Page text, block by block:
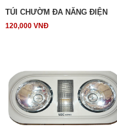
TÚI CHƯỜM ĐA NĂNG ĐIỆN
120,000 VNĐ